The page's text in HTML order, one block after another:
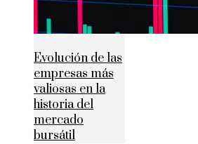
Evolución de las
empresas más
valiosas en la
historia del
mercado
bursátil